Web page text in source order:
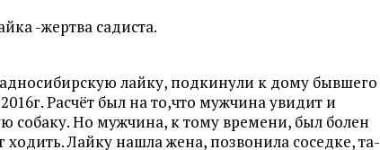
-жертва садиста.
лайку, подкинули к дому бывшего
Расчёт был на то,что мужчина увидит и
собаку. Но мужчина, к тому времени, был болен
ходить. Лайку нашла жена, позвонила соседке, та-